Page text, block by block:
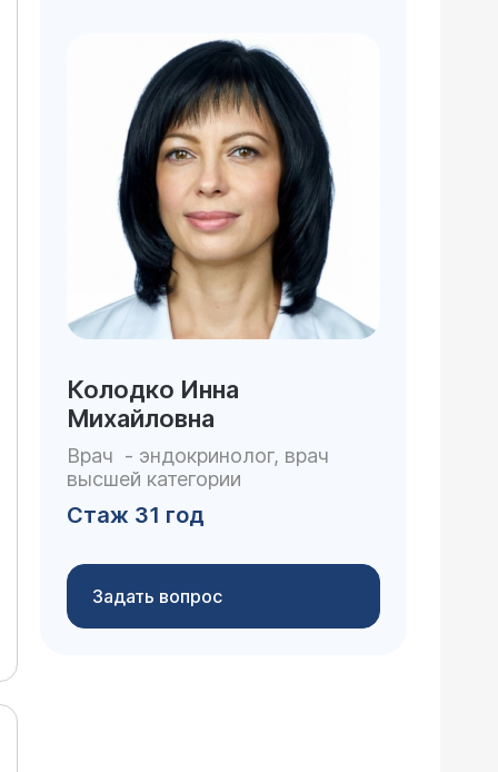
Колодко Инна
Михайловна
Врач - эндокринолог, врач
высшей категории
Стаж 31 год
Задать вопрос